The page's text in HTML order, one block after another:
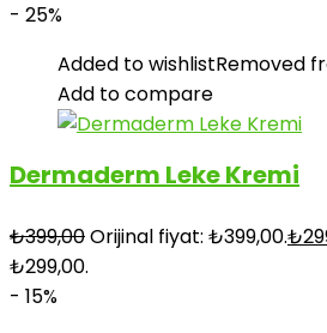
- 25%
Added to wishlistRemoved
Add to compare
Dermaderm Leke Kremi
₺399,00Orijinal fiyat: ₺399,00.₺
₺299,00.
- 15%